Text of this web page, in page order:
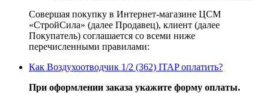
Совершая покупку в Интернет-магазине ЦСМ
«СтройСила» (далее Продавец), клиент (далее
Покупатель) соглашается со всеми ниже
перечисленными правилами:
Как Воздухоотводчик 1/2 (362) ITAP оплатить?
При оформлении заказа укажите форму оплаты.